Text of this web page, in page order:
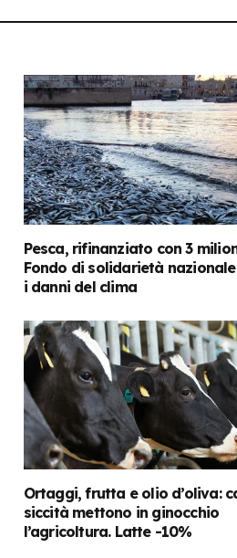
Pesca, rifinanziato con 3
Fondo di solidarietà
i danni del clima
Ortaggi, frutta e olio d’oliva:
siccità mettono in ginocchio
l’agricoltura. Latte -10%